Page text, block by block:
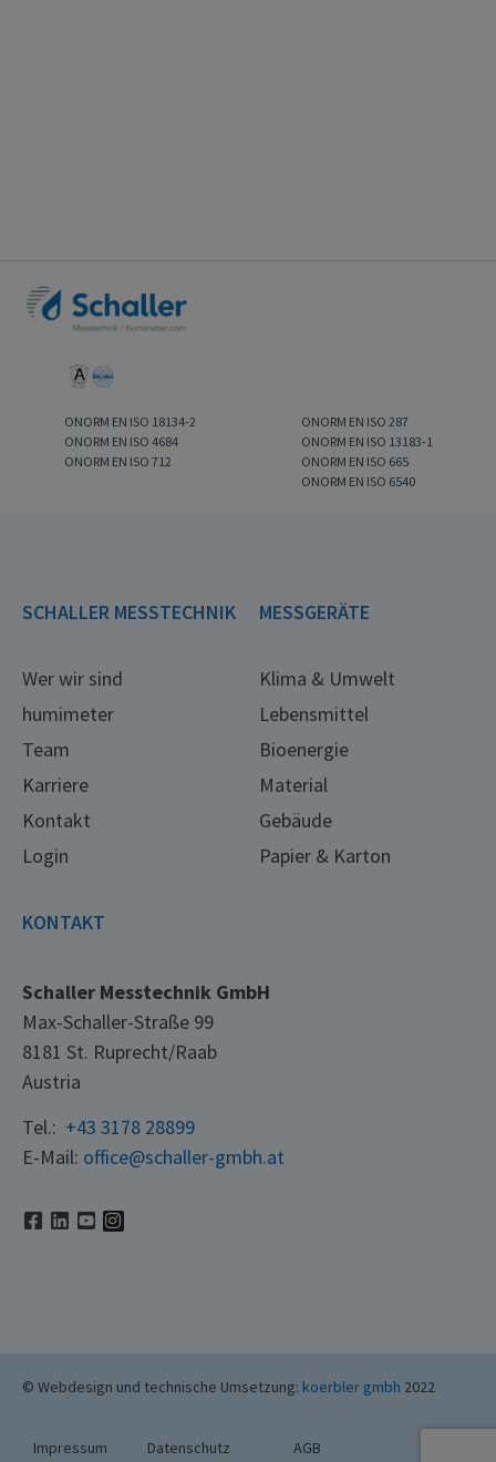
ONORM EN ISO 18134-2
ONORM EN ISO 4684
ONORM EN ISO 712
ONORM EN ISO 287
ONORM EN ISO 13183-1
ONORM EN ISO 665
ONORM EN ISO 6540
SCHALLER MESSTECHNIK
Wer wir sind
humimeter
Team
Karriere
Kontakt
Login
MESSGERÄTE
Klima & Umwelt
Lebensmittel
Bioenergie
Material
Gebäude
Papier & Karton
KONTAKT
Schaller Messtechnik GmbH
Max-Schaller-Straße 99
8181 St. Ruprecht/Raab
Austria
Tel.: +43 3178 28899
E-Mail: office@schaller-gmbh.at
© Webdesign und technische Umsetzung: koerbler gmbh 2022
Impressum Datenschutz AGB